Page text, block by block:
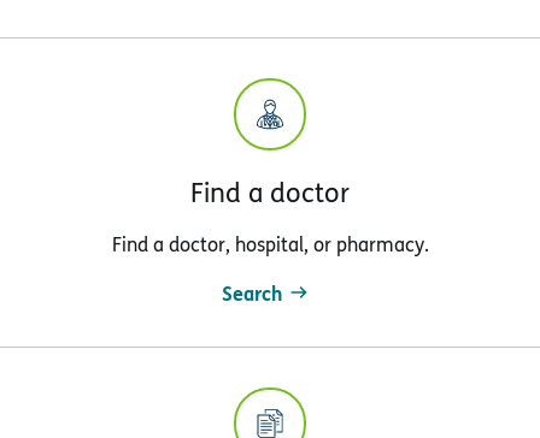
Find a doctor
Find a doctor, hospital, or pharmacy.
Search